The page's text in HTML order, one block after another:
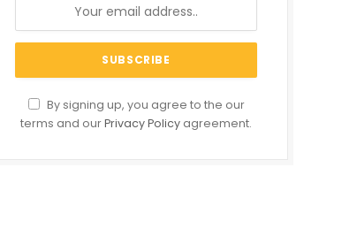
By signing up, you agree to the our
terms and ourPrivacy Policy agreement.